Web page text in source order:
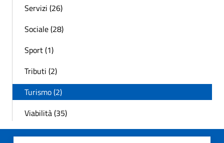
Servizi (26)
Sociale (28)
Sport (1)
Tributi (2)
Turismo (2)
Viabilità (35)